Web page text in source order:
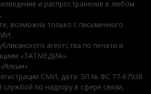
и распространение в любом
возможна только с письменного
агентства по печати и
«ТАТМЕДИА».
СМИ, дата: ЭЛ № ФС 77-67938
по надзору в сфере связи,